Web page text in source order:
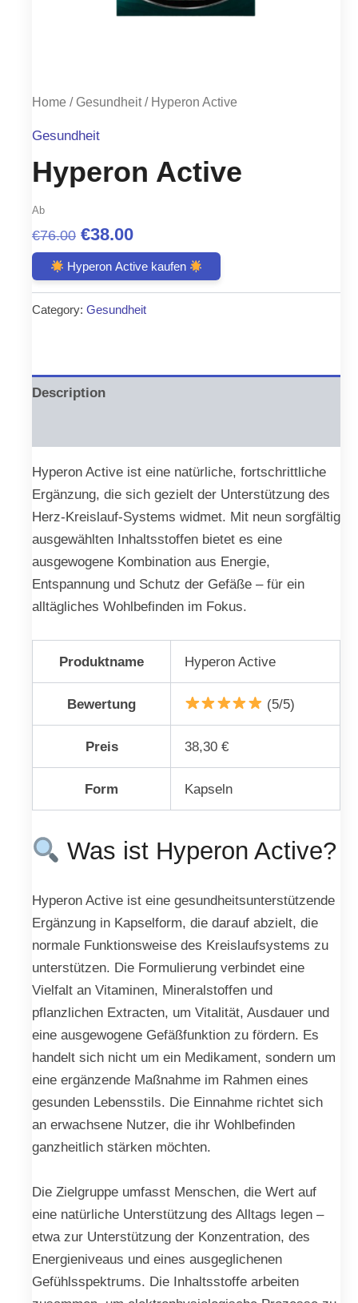
Home / Gesundheit/ Hyperon Active
Gesundheit
Hyperon Active
Ab
€76.00 Original
price
was:
€76.00.
€38.00Current
price
is:
€38.00.
Hyperon Active kaufen
Category: Gesundheit
Description
Hyperon Active ist eine natürliche, fortschrittliche
Ergänzung, die sich gezielt der Unterstützung des
Herz-Kreislauf-Systems widmet. Mit neun sorgfältig
ausgewählten Inhaltsstoffen bietet es eine
ausgewogene Kombination aus Energie,
Entspannung und Schutz der Gefäße – für ein
alltägliches Wohlbefinden im Fokus.
Produktname Hyperon Active
Bewertung (5/5)
Preis 38,30 €
Form Kapseln
Was ist Hyperon Active?
Hyperon Active ist eine gesundheitsunterstützende
Ergänzung in Kapselform, die darauf abzielt, die
normale Funktionsweise des Kreislaufsystems zu
unterstützen. Die Formulierung verbindet eine
Vielfalt an Vitaminen, Mineralstoffen und
pflanzlichen Extracten, um Vitalität, Ausdauer und
eine ausgewogene Gefäßfunktion zu fördern. Es
handelt sich nicht um ein Medikament, sondern um
eine ergänzende Maßnahme im Rahmen eines
gesunden Lebensstils. Die Einnahme richtet sich
an erwachsene Nutzer, die ihr Wohlbefinden
ganzheitlich stärken möchten.
Die Zielgruppe umfasst Menschen, die Wert auf
eine natürliche Unterstützung des Alltags legen –
etwa zur Unterstützung der Konzentration, des
Energieniveaus und eines ausgeglichenen
Gefühlsspektrums. Die Inhaltsstoffe arbeiten